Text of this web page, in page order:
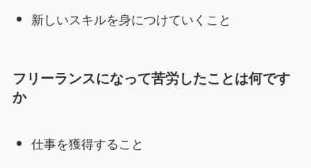
新しいスキルを身につけていくこと
フリーランスになって苦労したことは何です
か
仕事を獲得すること